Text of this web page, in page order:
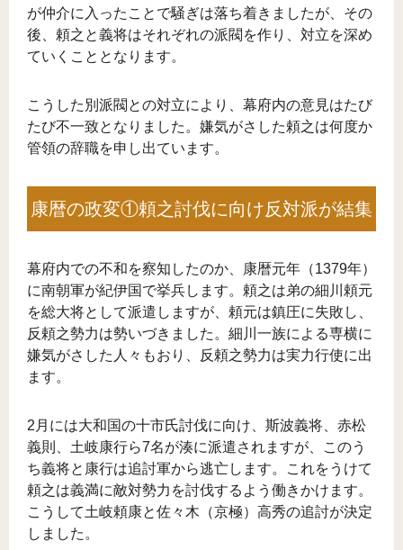
が仲介に入ったことで騒ぎは落ち着きましたが、その
後、頼之と義将はそれぞれの派閥を作り、対立を深め
ていくこととなります。
こうした別派閥との対立により、幕府内の意見はたび
たび不一致となりました。嫌気がさした頼之は何度か
管領の辞職を申し出ています。
康暦の政変①頼之討伐に向け反対派が結集
幕府内での不和を察知したのか、康暦元年（1379年）
に南朝軍が紀伊国で挙兵します。頼之は弟の細川頼元
を総大将として派遣しますが、頼元は鎮圧に失敗し、
反頼之勢力は勢いづきました。細川一族による専横に
嫌気がさした人々もおり、反頼之勢力は実力行使に出
ます。
2月には大和国の十市氏討伐に向け、斯波義将、赤松
義則、土岐康行ら7名が湊に派遣されますが、このう
ち義将と康行は追討軍から逃亡します。これをうけて
頼之は義満に敵対勢力を討伐するよう働きかけます。
こうして土岐頼康と佐々木（京極）高秀の追討が決定
しました。